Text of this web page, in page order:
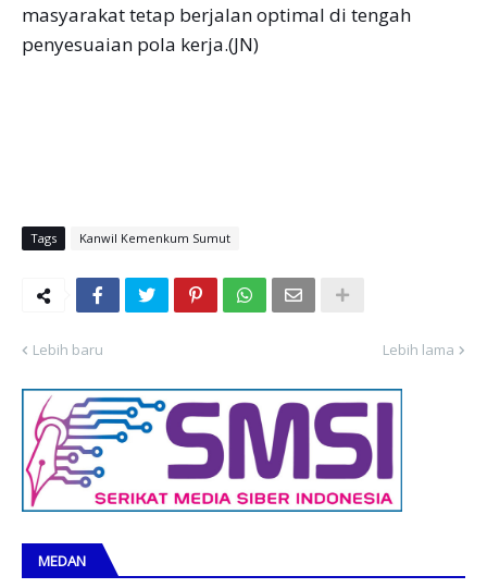
masyarakat tetap berjalan optimal di tengah
penyesuaian pola kerja.(JN)
Tags Kanwil Kemenkum Sumut
Lebih baru Lebih lama
MEDAN